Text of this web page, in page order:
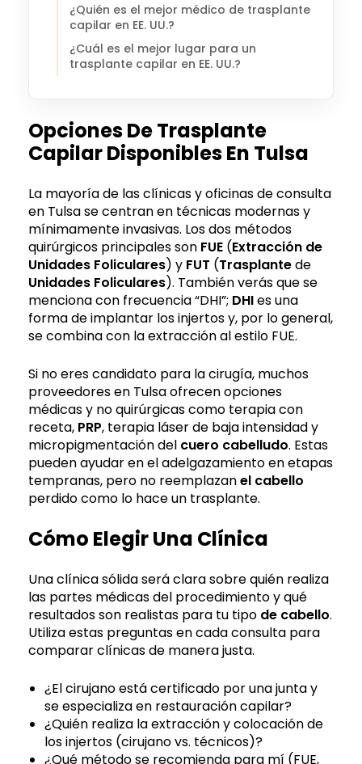
¿Quién es el mejor médico de trasplante
capilar en EE. UU.?
¿Cuál es el mejor lugar para un
trasplante capilar en EE. UU.?
Opciones De Trasplante
Capilar Disponibles En Tulsa
La mayoría de las clínicas y oficinas de consulta
en Tulsa se centran en técnicas modernas y
mínimamente invasivas. Los dos métodos
quirúrgicos principales son FUE (Extracción de
Unidades Foliculares) y FUT (Trasplantede
Unidades Foliculares). También verás que se
menciona con frecuencia “DHI”; DHIes una
forma de implantar los injertos y, por lo general,
se combina con la extracción al estilo FUE.
Si no eres candidato para la cirugía, muchos
proveedores en Tulsa ofrecen opciones
médicas y no quirúrgicas como terapia con
receta, PRP, terapia láser de baja intensidad y
micropigmentación del cuero cabelludo. Estas
pueden ayudar en el adelgazamiento en etapas
tempranas, pero no reemplazanel cabello
perdido como lo hace un trasplante.
Cómo Elegir Una Clínica
Una clínica sólida será clara sobre quién realiza
las partes médicas del procedimiento y qué
resultados son realistas para tu tipo de cabello.
Utiliza estas preguntas en cada consulta para
comparar clínicas de manera justa.
¿El cirujano está certificado por una junta y
se especializa en restauración capilar?
¿Quién realiza la extracción y colocación de
los injertos (cirujano vs. técnicos)?
¿Qué método se recomienda para mí (FUE,